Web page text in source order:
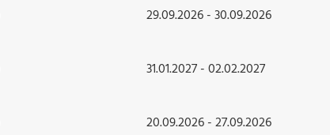
29.09.2026 - 30.09.2026
31.01.2027 - 02.02.2027
20.09.2026 - 27.09.2026